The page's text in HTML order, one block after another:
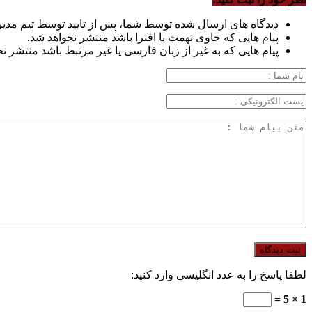
دیدگاه های ارسال شده توسط شما، پس از تایید توسط تیم
پیام هایی که حاوی تهمت یا افترا باشد منتشر نخواهد شد.
پیام هایی که به غیر از زبان فارسی یا غیر مرتبط باشد منتشر
لطفا پاسخ را به عدد انگلیسی وارد کنید:
1 × 5 =